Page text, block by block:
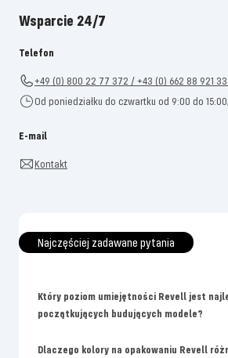
Wsparcie 24/7
Telefon
+49 (0) 800 22 77 372 / +43 (0) 662 88 921
Od poniedziałku do czwartku od 9:00 do
E-mail
Kontakt
Najczęściej zadawane pytania
Który poziom umiejętności Revell jest
początkujących budujących modele?
Dlaczego kolory na opakowaniu Revell